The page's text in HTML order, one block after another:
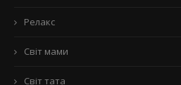
Релакс
Світ мами
Світ тата